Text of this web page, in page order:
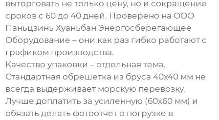
выторговать не только цену, но и сокращение
сроков с 60 до 40 дней. Проверено на ООО
Паньцзинь Хуаньбан Энергосберегающее
Оборудование – они как раз гибко работают с
графиком производства.
Качество упаковки – отдельная тема.
Стандартная обрешетка из бруса 40х40 мм не
всегда выдерживает морскую перевозку.
Лучше доплатить за усиленную (60х60 мм) и
обязать делать фотоотчет о погрузке в